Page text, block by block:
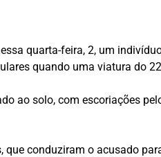
quarta-feira, 2, um
quando uma viatura do
ao solo, com escoriações
conduziram o acusado